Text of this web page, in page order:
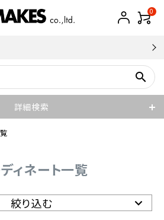
0
search
詳細検索
ィネート一覧
絞り込む